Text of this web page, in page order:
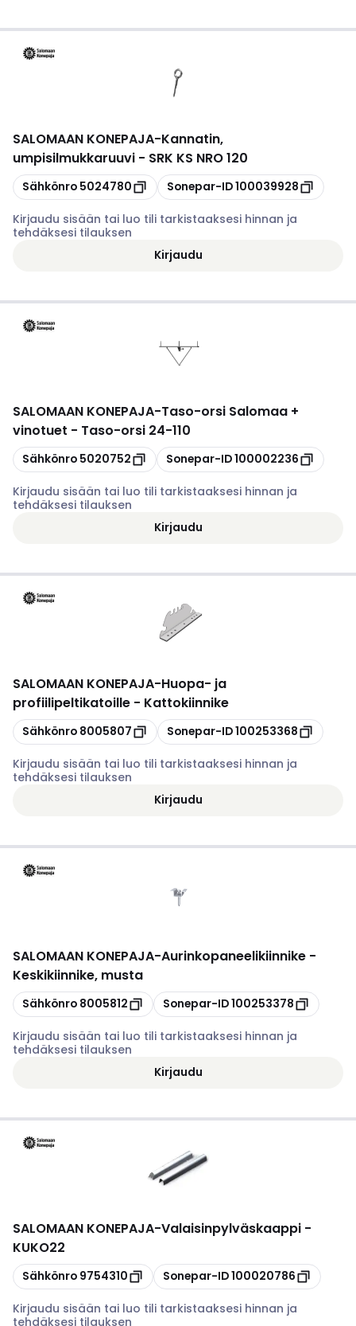
SALOMAAN KONEPAJA-Kannatin,
umpisilmukkaruuvi - SRK KS NRO 120
Kopioi
Sähkönro 5024780 Kopioi
Sonepar-ID100039928
Kirjaudu sisään tai luo tili tarkistaaksesi hinnan ja
tehdäksesi tilauksen
Kirjaudu
SALOMAAN KONEPAJA-Taso-orsi Salomaa +
vinotuet - Taso-orsi 24-110
Kopioi
Sähkönro 5020752 Kopioi
Sonepar-ID100002236
Kirjaudu sisään tai luo tili tarkistaaksesi hinnan ja
tehdäksesi tilauksen
Kirjaudu
SALOMAAN KONEPAJA-Huopa- ja
profiilipeltikatoille - Kattokiinnike
Kopioi
Sähkönro 8005807 Kopioi
Sonepar-ID100253368
Kirjaudu sisään tai luo tili tarkistaaksesi hinnan ja
tehdäksesi tilauksen
Kirjaudu
SALOMAAN KONEPAJA-Aurinkopaneelikiinnike -
Keskikiinnike, musta
Kopioi
Sähkönro 8005812 Kopioi
Sonepar-ID100253378
Kirjaudu sisään tai luo tili tarkistaaksesi hinnan ja
tehdäksesi tilauksen
Kirjaudu
SALOMAAN KONEPAJA-Valaisinpylväskaappi -
KUKO22
Kopioi
Sähkönro 9754310 Kopioi
Sonepar-ID100020786
Kirjaudu sisään tai luo tili tarkistaaksesi hinnan ja
tehdäksesi tilauksen